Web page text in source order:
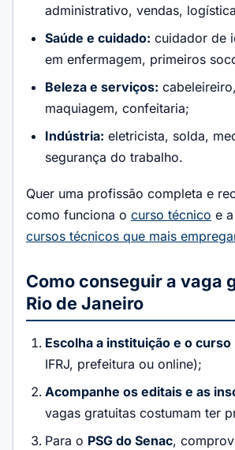
administrativo, vendas,
Saúde e cuidado: cuidador de
em enfermagem, primeiros
Beleza e serviços:
maquiagem, confeitaria;
Indústria: eletricista, solda,
segurança do trabalho.
Quer uma profissão completa e
como funciona o curso técnico e
cursos técnicos que mais
Como conseguir a vaga
Rio de Janeiro
Escolha a instituição e o curso
IFRJ, prefeitura ou online);
Acompanhe os editais e as
vagas gratuitas costumam ter
Para o PSG do Senac,